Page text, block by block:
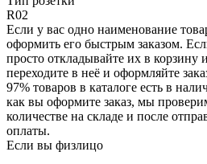
R02
Если у вас одно наименование
оформить его быстрым заказом.
просто откладывайте их в корзину
переходите в неё и оформляйте
97% товаров в каталоге есть в
как вы оформите заказ, мы
количестве на складе и после
оплаты.
Если вы физлицо